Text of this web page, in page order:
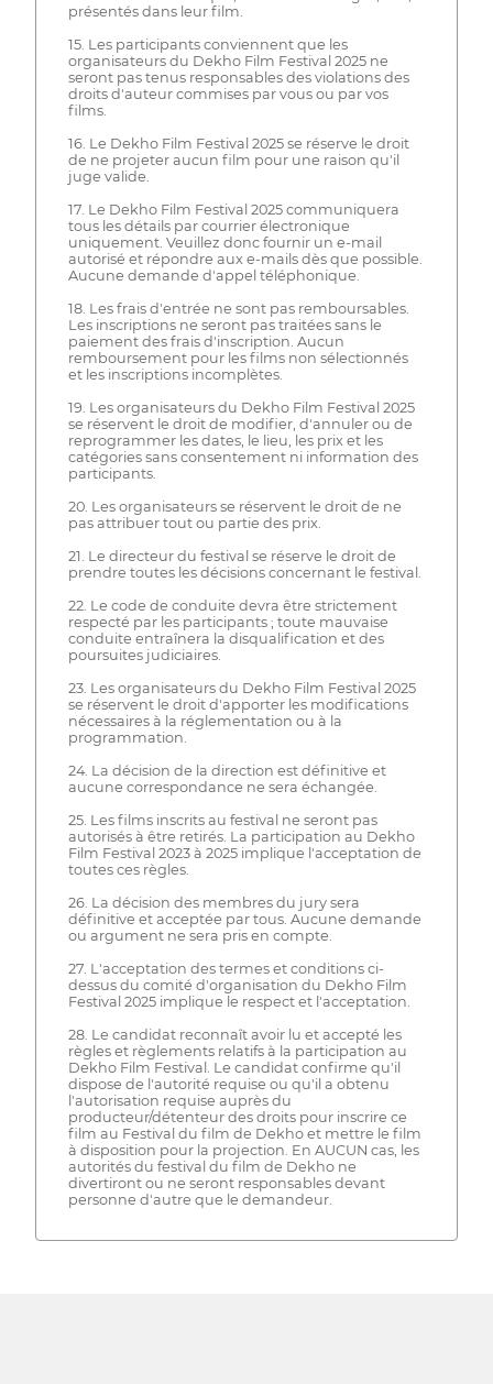
présentés dans leur film.
15. Les participants conviennent que les
organisateurs du Dekho Film Festival 2025 ne
seront pas tenus responsables des violations des
droits d'auteur commises par vous ou par vos
films.
16. Le Dekho Film Festival 2025 se réserve le droit
de ne projeter aucun film pour une raison qu'il
juge valide.
17. Le Dekho Film Festival 2025 communiquera
tous les détails par courrier électronique
uniquement. Veuillez donc fournir un e-mail
autorisé et répondre aux e-mails dès que possible.
Aucune demande d'appel téléphonique.
18. Les frais d'entrée ne sont pas remboursables.
Les inscriptions ne seront pas traitées sans le
paiement des frais d'inscription. Aucun
remboursement pour les films non sélectionnés
et les inscriptions incomplètes.
19. Les organisateurs du Dekho Film Festival 2025
se réservent le droit de modifier, d'annuler ou de
reprogrammer les dates, le lieu, les prix et les
catégories sans consentement ni information des
participants.
20. Les organisateurs se réservent le droit de ne
pas attribuer tout ou partie des prix.
21. Le directeur du festival se réserve le droit de
prendre toutes les décisions concernant le festival.
22. Le code de conduite devra être strictement
respecté par les participants ; toute mauvaise
conduite entraînera la disqualification et des
poursuites judiciaires.
23. Les organisateurs du Dekho Film Festival 2025
se réservent le droit d'apporter les modifications
nécessaires à la réglementation ou à la
programmation.
24. La décision de la direction est définitive et
aucune correspondance ne sera échangée.
25. Les films inscrits au festival ne seront pas
autorisés à être retirés. La participation au Dekho
Film Festival 2023 à 2025 implique l'acceptation de
toutes ces règles.
26. La décision des membres du jury sera
définitive et acceptée par tous. Aucune demande
ou argument ne sera pris en compte.
27. L'acceptation des termes et conditions ci-
dessus du comité d'organisation du Dekho Film
Festival 2025 implique le respect et l'acceptation.
28. Le candidat reconnaît avoir lu et accepté les
règles et règlements relatifs à la participation au
Dekho Film Festival. Le candidat confirme qu'il
dispose de l'autorité requise ou qu'il a obtenu
l'autorisation requise auprès du
producteur/détenteur des droits pour inscrire ce
film au Festival du film de Dekho et mettre le film
à disposition pour la projection. En AUCUN cas, les
autorités du festival du film de Dekho ne
divertiront ou ne seront responsables devant
personne d'autre que le demandeur.